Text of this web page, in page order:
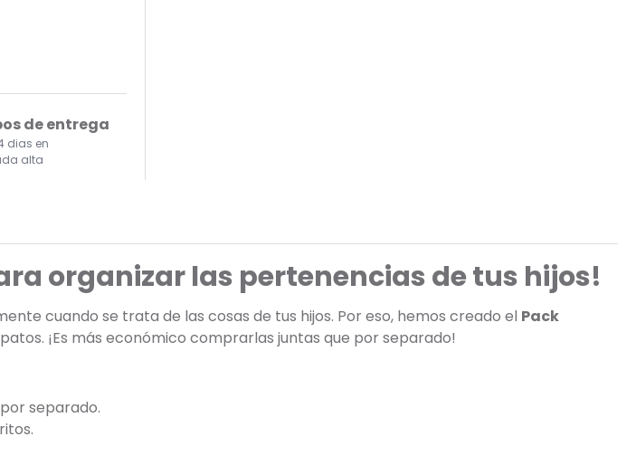
de entrega
dias en
alta
organizar las pertenencias de tus hijos!
cuando se trata de las cosas de tus hijos. Por eso, hemos creado el Pack
¡Es más económico comprarlas juntas que por separado!
separado.